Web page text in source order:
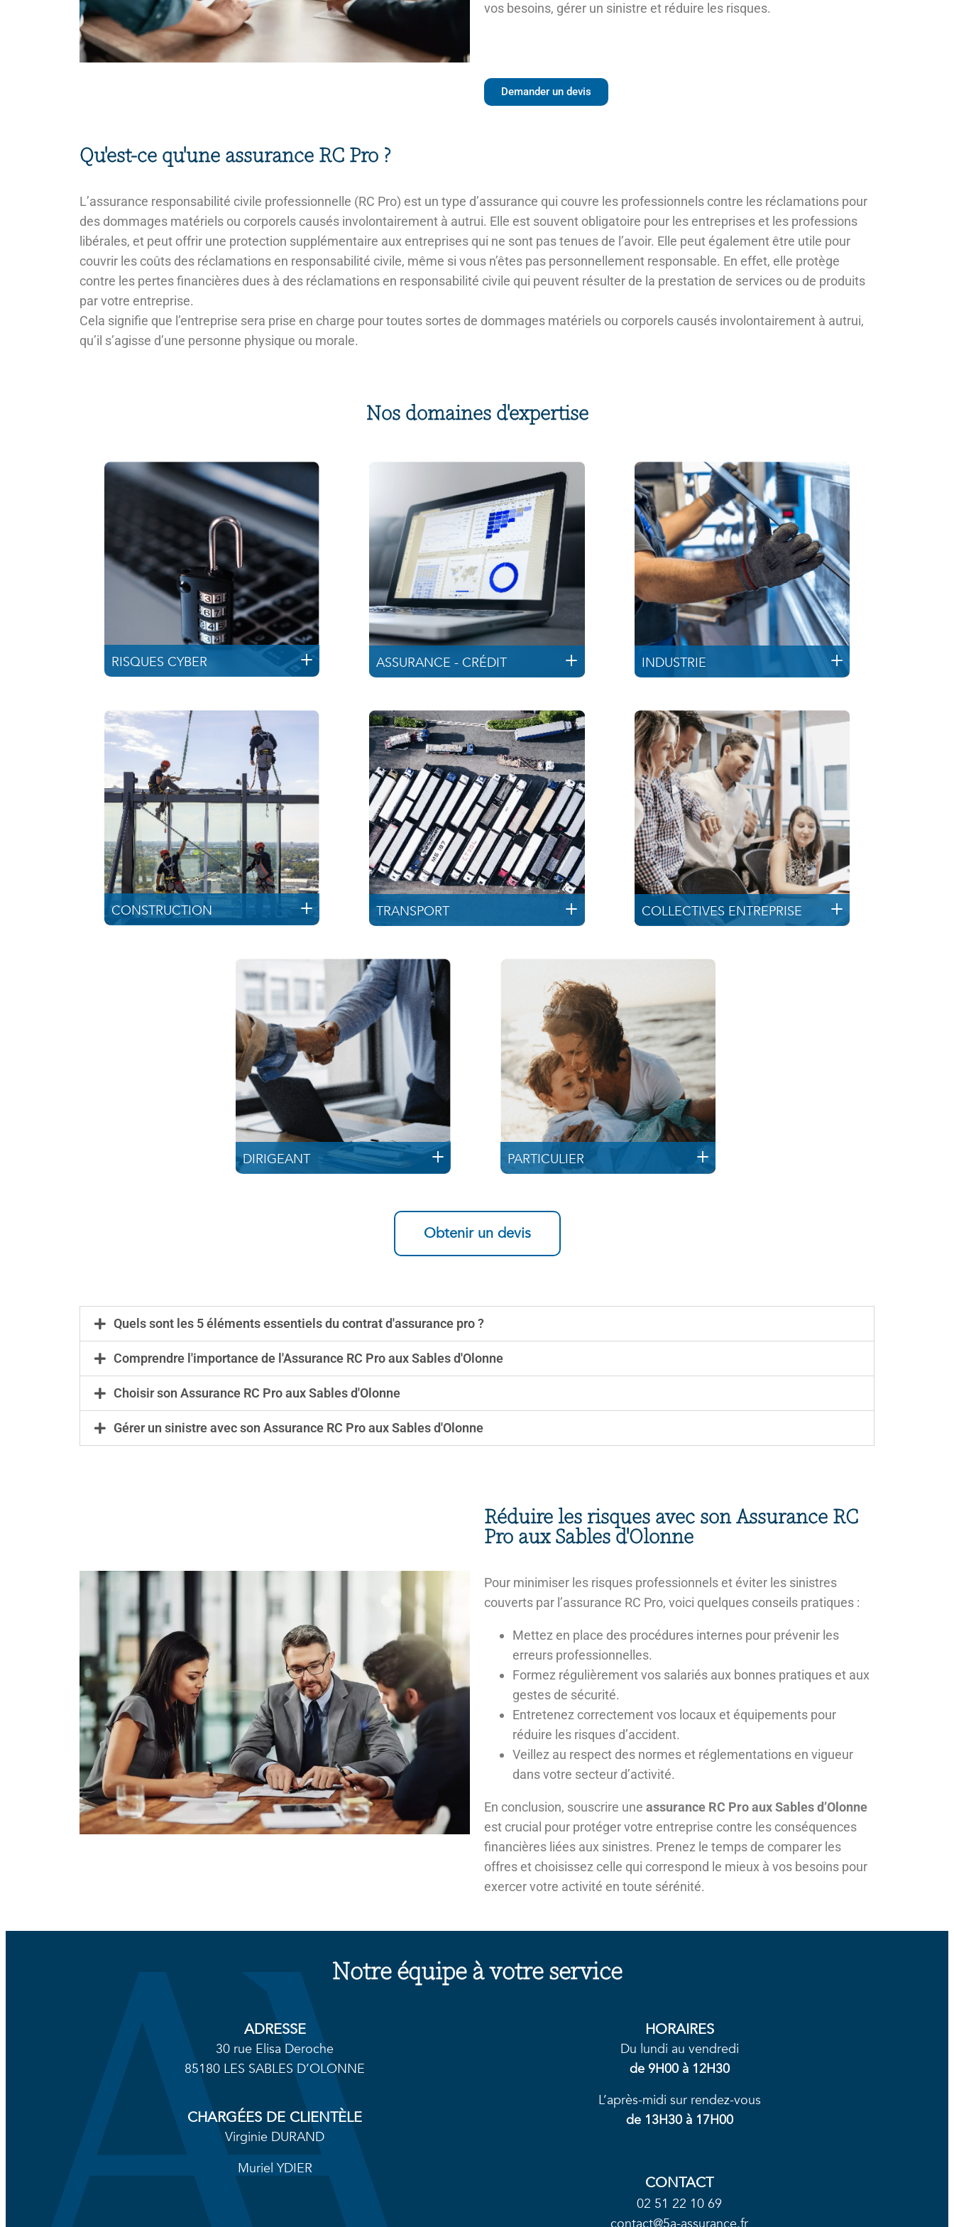
vos besoins, gérer un sinistre et réduire les risques.
Demander un devis
Qu'est-ce qu'une assurance RC Pro ?
L’assurance responsabilité civile professionnelle (RC Pro) est un type d’assurance qui couvre les professionnels contre les réclamations pour
des dommages matériels ou corporels causés involontairement à autrui. Elle est souvent obligatoire pour les entreprises et les professions
libérales, et peut offrir une protection supplémentaire aux entreprises qui ne sont pas tenues de l’avoir. Elle peut également être utile pour
couvrir les coûts des réclamations en responsabilité civile, même si vous n’êtes pas personnellement responsable. En effet, elle protège
contre les pertes financières dues à des réclamations en responsabilité civile qui peuvent résulter de la prestation de services ou de produits
par votre entreprise.
Cela signifie que l’entreprise sera prise en charge pour toutes sortes de dommages matériels ou corporels causés involontairement à autrui,
qu’il s’agisse d’une personne physique ou morale.
Nos domaines d'expertise
RISQUES CYBER ASSURANCE - CRÉDIT INDUSTRIE
CONSTRUCTION TRANSPORT COLLECTIVES ENTREPRISE
CENTRE D’AFFAIRES
85180 Les Sables d’Olonne
DIRIGEANT PARTICULIER
Obtenir un devis
Quels sont les 5 éléments essentiels du contrat d'assurance pro ?
Comprendre l'importance de l'Assurance RC Pro aux Sables d'Olonne
Choisir son Assurance RC Pro aux Sables d'Olonne
Gérer un sinistre avec son Assurance RC Pro aux Sables d'Olonne
Réduire les risques avec son Assurance RC
Pro aux Sables d'Olonne
Pour minimiser les risques professionnels et éviter les sinistres
couverts par l’assurance RC Pro, voici quelques conseils pratiques :
Mettez en place des procédures internes pour prévenir les
erreurs professionnelles.
Formez régulièrement vos salariés aux bonnes pratiques et aux
gestes de sécurité.
Entretenez correctement vos locaux et équipements pour
réduire les risques d’accident.
Veillez au respect des normes et réglementations en vigueur
dans votre secteur d’activité.
En conclusion, souscrire une assurance RC Pro aux Sables d’Olonne
est crucial pour protéger votre entreprise contre les conséquences
financières liées aux sinistres. Prenez le temps de comparer les
offres et choisissez celle qui correspond le mieux à vos besoins pour
exercer votre activité en toute sérénité.
Notre équipe à votre service
ADRESSE
30 rue Elisa Deroche
85180 LES SABLES D’OLONNE
CHARGÉES DE CLIENTÈLE
Virginie DURAND
Muriel YDIER
HORAIRES
Du lundi au vendredi
de 9H00 à 12H30
L’après-midi sur rendez-vous
de 13H30 à 17H00
CONTACT
02 51 22 10 69